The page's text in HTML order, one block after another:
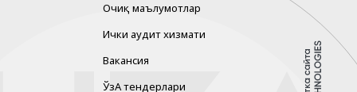
Очиқ маълумотлар
Ички аудит хизмати
Вакансия
ЎзА тендерлари